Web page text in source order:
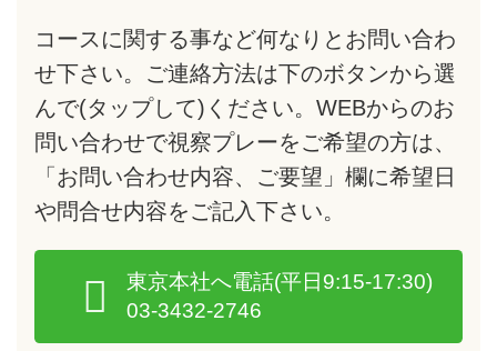
コースに関する事など何なりとお問い合わ
せ下さい。ご連絡方法は下のボタンから選
んで(タップして) ください。WEBからのお
問い合わせで視察プレーをご希望の方は、
「お問い合わせ内容、ご要望」欄に希望日
や問合せ内容をご記入下さい。
東京本社へ電話(平日9:15-17:30)
03-3432-2746